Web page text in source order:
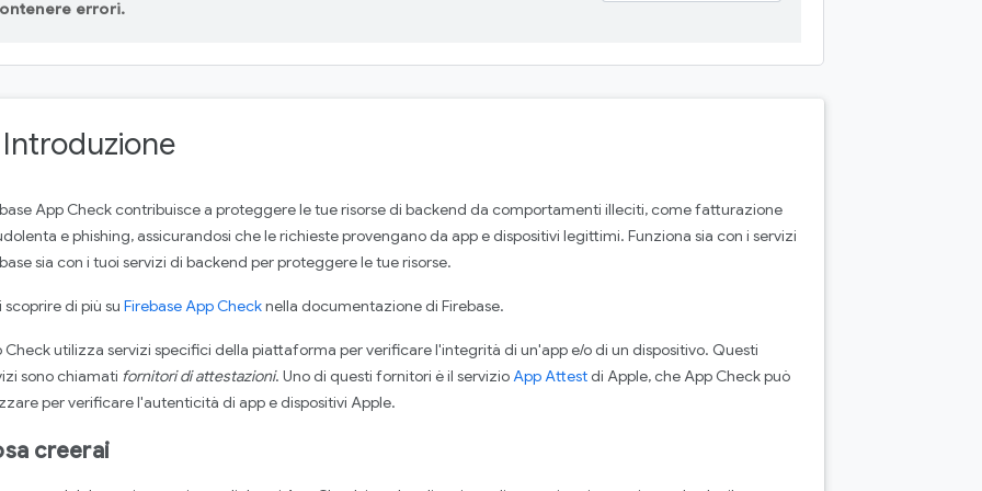
errori.
Introduzione
App Check contribuisce a proteggere le tue risorse di backend da comportamenti illeciti, come fatturazione
e phishing, assicurandosi che le richieste provengano da app e dispositivi legittimi. Funziona sia con i servizi
sia con i tuoi servizi di backend per proteggere le tue risorse.
scoprire di più su Firebase App Checknella documentazione di Firebase.
Check utilizza servizi specifici della piattaforma per verificare l'integrità di un'app e/o di un dispositivo. Questi
sono chiamati fornitori di attestazioni. Uno di questi fornitori è il servizioApp Attestdi Apple, che App Check può
per verificare l'autenticità di app e dispositivi Apple.
creerai